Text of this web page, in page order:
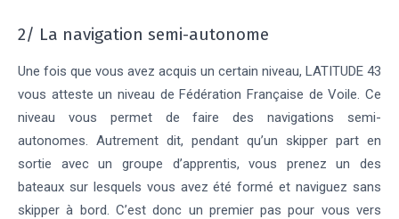
2/ La navigation semi-autonome
Une fois que vous avez acquis un certain niveau, LATITUDE 43
vous atteste un niveau de Fédération Française de Voile. Ce
niveau vous permet de faire des navigations semi-
autonomes. Autrement dit, pendant qu’un skipper part en
sortie avec un groupe d’apprentis, vous prenez un des
bateaux sur lesquels vous avez été formé et naviguez sans
skipper à bord. C’est donc un premier pas pour vous vers